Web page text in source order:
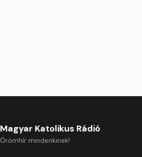
Magyar Katolikus Rádió
Örömhír mindenkinek!